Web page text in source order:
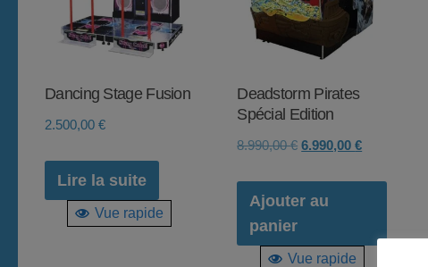
Dancing Stage Fusion
2.500,00 €
Lire la suite
Vue rapide
Deadstorm Pirates
Spécial Edition
8.990,00€ Le
initial
8.990,00 €.
6.990,00€Le
6.990,00 €.
Ajouter au
panier
Vue rapide